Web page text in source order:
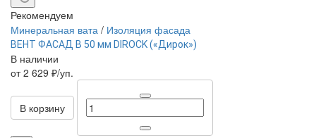
Рекомендуем
Минеральная вата / Изоляция фасада
ВЕНТ ФАСАД В 50 мм DIROCK («Дирок»)
В наличии
от 2 629 ₽/уп.
В корзину